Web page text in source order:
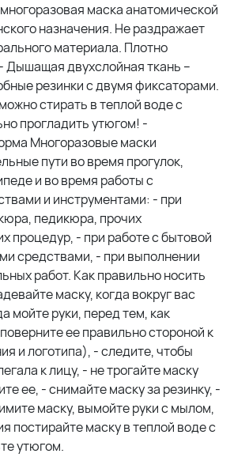
маска анатомической
назначения. Не раздражает
материала. Плотно
Дышащая двухслойная ткань –
резинки с двумя фиксаторами.
стирать в теплой воде с
прогладить утюгом! -
Многоразовые маски
пути во время прогулок,
и во время работы с
и инструментами: - при
педикюра, прочих
процедур, - при работе с бытовой
средствами, - при выполнении
работ. Как правильно носить
маску, когда вокруг вас
мойте руки, перед тем, как
ее правильно стороной к
и логотипа), - следите, чтобы
к лицу, - не трогайте маску
ее, - снимайте маску за резинку, -
маску, вымойте руки с мылом,
постирайте маску в теплой воде с
утюгом.